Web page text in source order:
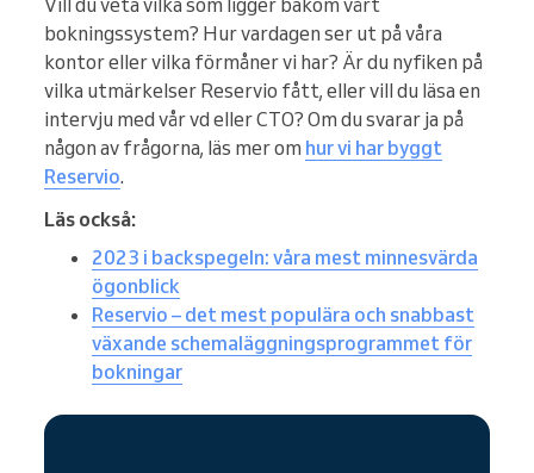
Vill du veta vilka som ligger bakom vårt
bokningssystem? Hur vardagen ser ut på våra
kontor eller vilka förmåner vi har? Är du nyfiken på
vilka utmärkelser Reservio fått, eller vill du läsa en
intervju med vår vd eller CTO? Om du svarar ja på
någon av frågorna, läs mer om hur vi har byggt
Reservio.
Läs också:
2023 i backspegeln: våra mest minnesvärda
ögonblick
Reservio – det mest populära och snabbast
växande schemaläggningsprogrammet för
bokningar